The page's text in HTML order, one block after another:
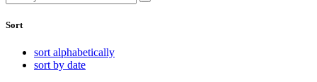
Sort
sort alphabetically
sort by date